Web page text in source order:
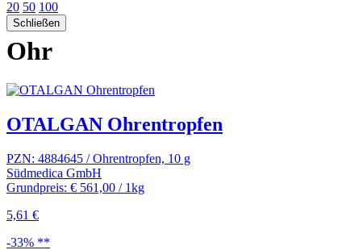
20 50 100
Schließen
Ohr
OTALGAN Ohrentropfen
PZN: 4884645 / Ohrentropfen, 10 g
Südmedica GmbH
Grundpreis: € 561,00 / 1kg
5,61 €
-33% **